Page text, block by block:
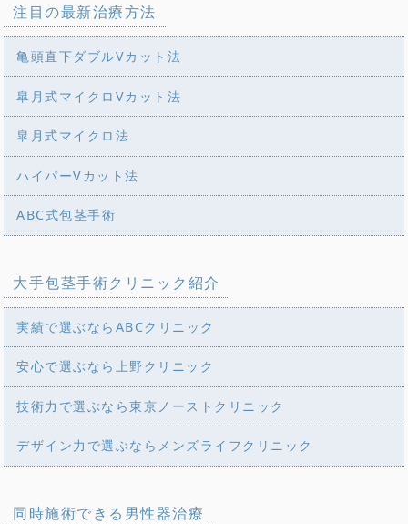
注目の最新治療方法
亀頭直下ダブルVカット法
皐月式マイクロVカット法
皐月式マイクロ法
ハイパーVカット法
ABC式包茎手術
大手包茎手術クリニック紹介
実績で選ぶならABCクリニック
安心で選ぶなら上野クリニック
技術力で選ぶなら東京ノーストクリニック
デザイン力で選ぶならメンズライフクリニック
同時施術できる男性器治療